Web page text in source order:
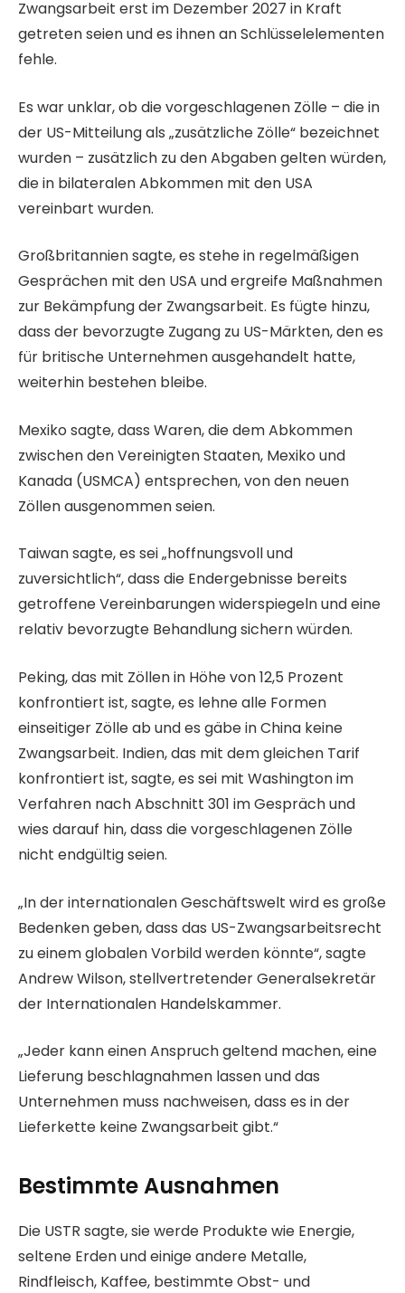
Zwangsarbeit erst im Dezember 2027 in Kraft
getreten seien und es ihnen an Schlüsselelementen
fehle.
Es war unklar, ob die vorgeschlagenen Zölle – die in
der US-Mitteilung als „zusätzliche Zölle“ bezeichnet
wurden – zusätzlich zu den Abgaben gelten würden,
die in bilateralen Abkommen mit den USA
vereinbart wurden.
Großbritannien sagte, es stehe in regelmäßigen
Gesprächen mit den USA und ergreife Maßnahmen
zur Bekämpfung der Zwangsarbeit. Es fügte hinzu,
dass der bevorzugte Zugang zu US-Märkten, den es
für britische Unternehmen ausgehandelt hatte,
weiterhin bestehen bleibe.
Mexiko sagte, dass Waren, die dem Abkommen
zwischen den Vereinigten Staaten, Mexiko und
Kanada (USMCA) entsprechen, von den neuen
Zöllen ausgenommen seien.
Taiwan sagte, es sei „hoffnungsvoll und
zuversichtlich“, dass die Endergebnisse bereits
getroffene Vereinbarungen widerspiegeln und eine
relativ bevorzugte Behandlung sichern würden.
Peking, das mit Zöllen in Höhe von 12,5 Prozent
konfrontiert ist, sagte, es lehne alle Formen
einseitiger Zölle ab und es gäbe in China keine
Zwangsarbeit. Indien, das mit dem gleichen Tarif
konfrontiert ist, sagte, es sei mit Washington im
Verfahren nach Abschnitt 301 im Gespräch und
wies darauf hin, dass die vorgeschlagenen Zölle
nicht endgültig seien.
„In der internationalen Geschäftswelt wird es große
Bedenken geben, dass das US-Zwangsarbeitsrecht
zu einem globalen Vorbild werden könnte“, sagte
Andrew Wilson, stellvertretender Generalsekretär
der Internationalen Handelskammer.
„Jeder kann einen Anspruch geltend machen, eine
Lieferung beschlagnahmen lassen und das
Unternehmen muss nachweisen, dass es in der
Lieferkette keine Zwangsarbeit gibt.“
Bestimmte Ausnahmen
Die USTR sagte, sie werde Produkte wie Energie,
seltene Erden und einige andere Metalle,
Rindfleisch, Kaffee, bestimmte Obst- und